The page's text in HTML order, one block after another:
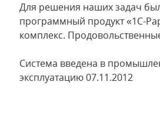
Для решения наших задач
программный продукт «1С-
комплекс.
Система введена в
эксплуатацию 07.11.2012